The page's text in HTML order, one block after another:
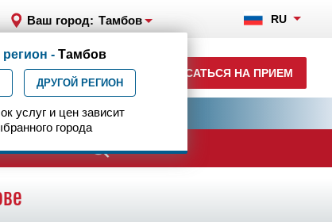
Ваш город: Тамбов RU
+7 (4752) 63-33-63
ежедн. 7.00-23.00
ЗАПИСАТЬСЯ НА ПРИЕМ
- Тамбов
ДРУГОЙ РЕГИОН
услуг и цен зависит
города
Центр эпилептологии